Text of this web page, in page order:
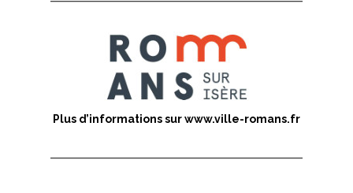
Plus d’informations surwww.ville-romans.fr